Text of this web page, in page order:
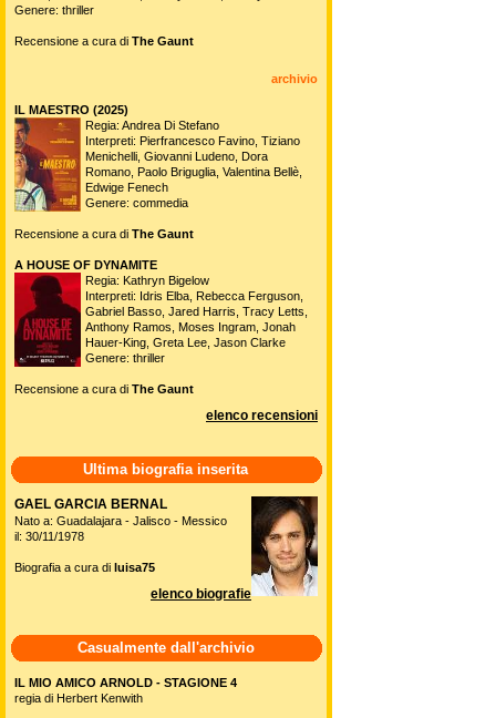
Genere: thriller
Recensione a cura di The Gaunt
archivio
IL MAESTRO (2025)
Regia: Andrea Di Stefano
Interpreti: Pierfrancesco Favino, Tiziano
Menichelli, Giovanni Ludeno, Dora
Romano, Paolo Briguglia, Valentina Bellè,
Edwige Fenech
Genere: commedia
Recensione a cura di The Gaunt
A HOUSE OF DYNAMITE
Regia: Kathryn Bigelow
Interpreti: Idris Elba, Rebecca Ferguson,
Gabriel Basso, Jared Harris, Tracy Letts,
Anthony Ramos, Moses Ingram, Jonah
Hauer-King, Greta Lee, Jason Clarke
Genere: thriller
Recensione a cura di The Gaunt
elenco recensioni
Ultima biografia inserita
GAEL GARCIA BERNAL
Nato a: Guadalajara - Jalisco - Messico
il: 30/11/1978
Biografia a cura di luisa75
elenco biografie
Casualmente dall'archivio
IL MIO AMICO ARNOLD - STAGIONE 4
regia di Herbert Kenwith